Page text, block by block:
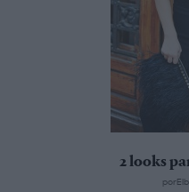
2 looks